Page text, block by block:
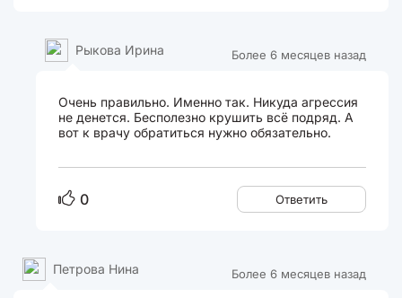
Более 6 месяцев назад
Рыкова Ирина
Очень правильно. Именно так. Никуда агрессия
не денется. Бесполезно крушить всё подряд. А
вот к врачу обратиться нужно обязательно.
0 Ответить
Более 6 месяцев назад
Петрова Нина